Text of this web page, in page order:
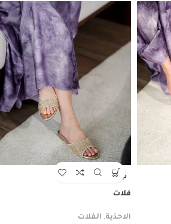
بيعت
فلات
الاحذية, الفلات